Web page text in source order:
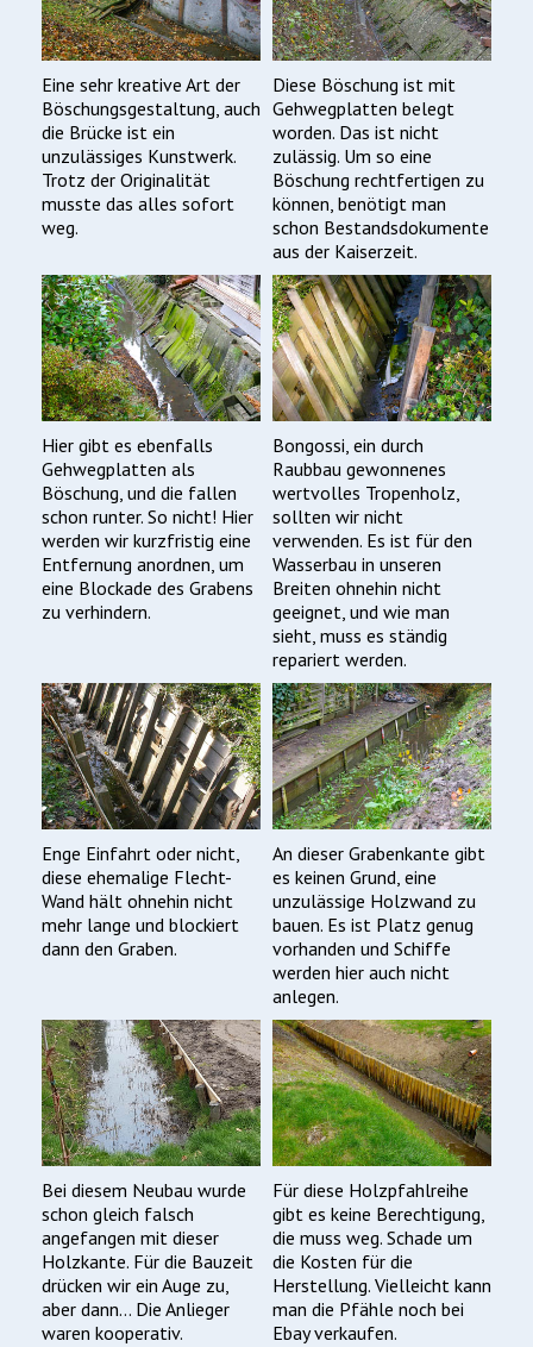
Eine sehr kreative Art der
Böschungsgestaltung, auch
die Brücke ist ein
unzulässiges Kunstwerk.
Trotz der Originalität
musste das alles sofort
weg.
Diese Böschung ist mit
Gehwegplatten belegt
worden. Das ist nicht
zulässig. Um so eine
Böschung rechtfertigen zu
können, benötigt man
schon Bestandsdokumente
aus der Kaiserzeit.
Hier gibt es ebenfalls
Gehwegplatten als
Böschung, und die fallen
schon runter. So nicht! Hier
werden wir kurzfristig eine
Entfernung anordnen, um
eine Blockade des Grabens
zu verhindern.
Bongossi, ein durch
Raubbau gewonnenes
wertvolles Tropenholz,
sollten wir nicht
verwenden. Es ist für den
Wasserbau in unseren
Breiten ohnehin nicht
geeignet, und wie man
sieht, muss es ständig
repariert werden.
Enge Einfahrt oder nicht,
diese ehemalige Flecht-
Wand hält ohnehin nicht
mehr lange und blockiert
dann den Graben.
An dieser Grabenkante gibt
es keinen Grund, eine
unzulässige Holzwand zu
bauen. Es ist Platz genug
vorhanden und Schiffe
werden hier auch nicht
anlegen.
Bei diesem Neubau wurde
schon gleich falsch
angefangen mit dieser
Holzkante. Für die Bauzeit
drücken wir ein Auge zu,
aber dann… Die Anlieger
waren kooperativ.
Für diese Holzpfahlreihe
gibt es keine Berechtigung,
die muss weg. Schade um
die Kosten für die
Herstellung. Vielleicht kann
man die Pfähle noch bei
Ebay verkaufen.